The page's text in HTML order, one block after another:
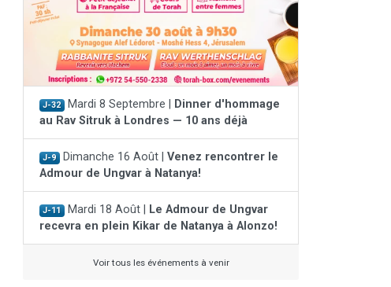
J-32 Mardi 8 Septembre |
Dinner d'hommage
au Rav Sitruk à Londres — 10 ans déjà
J-9 Dimanche 16 Août | Venez rencontrer le
Admour de Ungvar à Natanya!
J-11 Mardi 18 Août |
Le Admour de Ungvar
recevra en plein Kikar de Natanya à Alonzo!
Voir tous les événements à venir